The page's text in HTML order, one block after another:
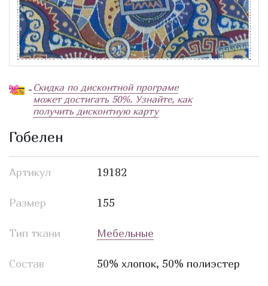
- Скидка по дисконтной програме
может достигать 50%. Узнайте, как
получить дисконтную карту
Гобелен
Артикул 19182
Размер 155
Тип ткани Мебельные
Состав 50% хлопок, 50% полиэстер